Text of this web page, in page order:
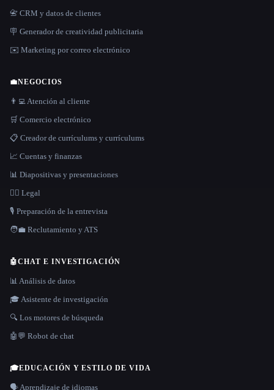
📇 CRM y datos de clientes
🪧 Generador de creatividad publicitaria
✉️ Marketing por correo electrónico
💼NEGOCIOS
👨‍💻 Atención al cliente
🛒 Comercio electrónico
📋 Creador de currículums y currículums
📈 Cuentas y finanzas
📊 Diapositivas y presentaciones
👩‍⚖️ Legal
🎙️ Preparación de la entrevista
🧑‍💼 Reclutamiento y ATS
🤖CHAT E INVESTIGACIÓN
📊 Análisis de datos
🎓 Asistente de investigación
🔍 Los motores de búsqueda
🤖💬 Robot de chat
🎓EDUCACIÓN Y ESTILO DE VIDA
🗣️ Aprendizaje de idiomas